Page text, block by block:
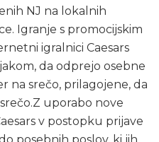
NJ na lokalnih
Igranje s promocijskim
igralnici Caesars
da odprejo osebne
na srečo, prilagojene, da
uporabo nove
v postopku prijave